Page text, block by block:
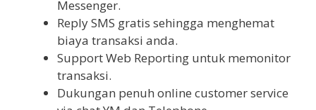
Messenger.
Reply SMS gratis sehingga menghemat
biaya transaksi anda.
Support Web Reporting untuk memonitor
transaksi.
Dukungan penuh online customer service